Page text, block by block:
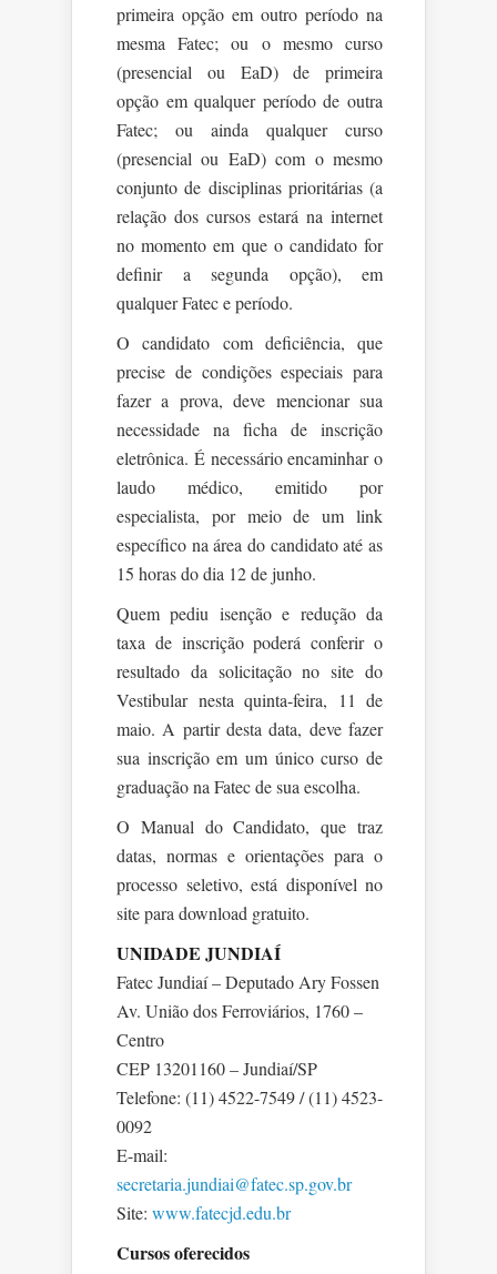
primeira opção em outro período na
mesma Fatec; ou o mesmo curso
(presencial ou EaD) de primeira
opção em qualquer período de outra
Fatec; ou ainda qualquer curso
(presencial ou EaD) com o mesmo
conjunto de disciplinas prioritárias (a
relação dos cursos estará na internet
no momento em que o candidato for
definir a segunda opção), em
qualquer Fatec e período.
O candidato com deficiência, que
precise de condições especiais para
fazer a prova, deve mencionar sua
necessidade na ficha de inscrição
eletrônica. É necessário encaminhar o
laudo médico, emitido por
especialista, por meio de um link
específico na área do candidato até as
15 horas do dia 12 de junho.
Quem pediu isenção e redução da
taxa de inscrição poderá conferir o
resultado da solicitação no site do
Vestibular nesta quinta-feira, 11 de
maio. A partir desta data, deve fazer
sua inscrição em um único curso de
graduação na Fatec de sua escolha.
O Manual do Candidato, que traz
datas, normas e orientações para o
processo seletivo, está disponível no
site para download gratuito.
UNIDADE JUNDIAÍ
Fatec Jundiaí – Deputado Ary Fossen
Av. União dos Ferroviários, 1760 –
Centro
CEP 13201160 – Jundiaí/SP
Telefone: (11) 4522-7549 / (11) 4523-
0092
E-mail:
secretaria.jundiai@fatec.sp.gov.br
Site: www.fatecjd.edu.br
Cursos oferecidos